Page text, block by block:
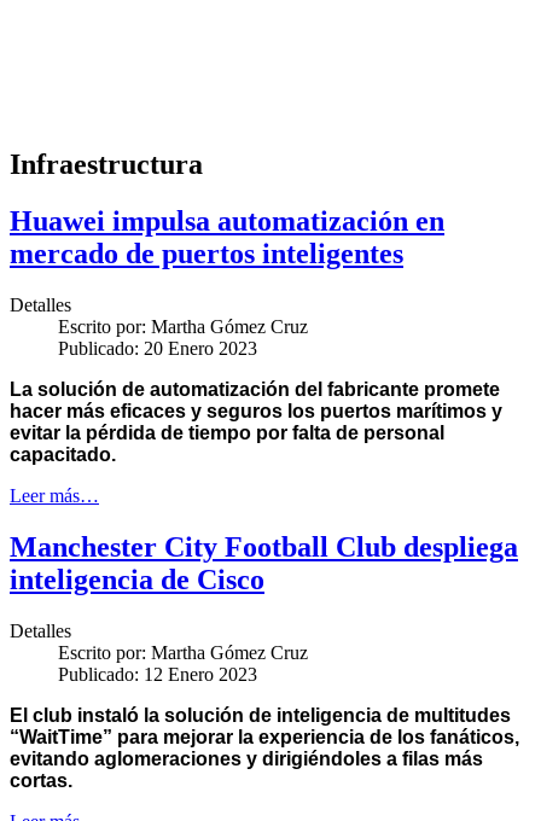
Infraestructura
Huawei impulsa automatización en
mercado de puertos inteligentes
Detalles
Escrito por: Martha Gómez Cruz
Publicado: 20 Enero 2023
La solución de automatización del fabricante promete
hacer más eficaces y seguros los puertos marítimos y
evitar la pérdida de tiempo por falta de personal
capacitado.
Leer más…
Manchester City Football Club despliega
inteligencia de Cisco
Detalles
Escrito por: Martha Gómez Cruz
Publicado: 12 Enero 2023
El club instaló la solución de inteligencia de multitudes
“WaitTime” para mejorar la experiencia de los fanáticos,
evitando aglomeraciones y dirigiéndoles a filas más
cortas.